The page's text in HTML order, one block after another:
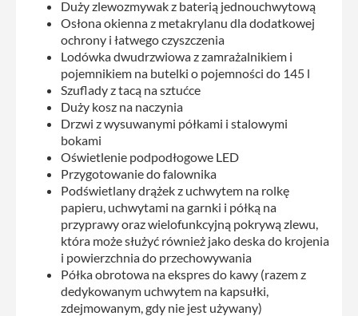
Duży zlewozmywak z baterią jednouchwytową
Osłona okienna z metakrylanu dla dodatkowej
ochrony i łatwego czyszczenia
Lodówka dwudrzwiowa z zamrażalnikiem i
pojemnikiem na butelki o pojemności do 145 l
Szuflady z tacą na sztućce
Duży kosz na naczynia
Drzwi z wysuwanymi półkami i stalowymi
bokami
Oświetlenie podpodłogowe LED
Przygotowanie do falownika
Podświetlany drążek z uchwytem na rolkę
papieru, uchwytami na garnki i półką na
przyprawy oraz wielofunkcyjną pokrywą zlewu,
która może służyć również jako deska do krojenia
i powierzchnia do przechowywania
Półka obrotowa na ekspres do kawy (razem z
dedykowanym uchwytem na kapsułki,
zdejmowanym, gdy nie jest używany)